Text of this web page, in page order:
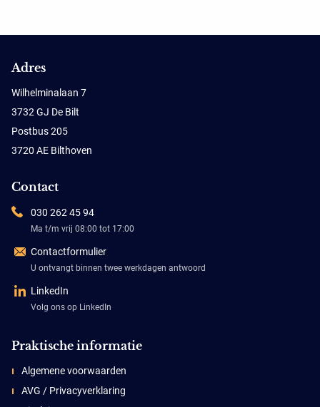
Adres
Wilhelminalaan 7
3732 GJ De Bilt
Postbus 205
3720 AE Bilthoven
Contact
030 262 45 94
Ma t/m vrij 08:00 tot 17:00
Contactformulier
U ontvangt binnen twee werkdagen antwoord
LinkedIn
Volg ons op LinkedIn
Praktische informatie
Algemene voorwaarden
AVG / Privacyverklaring